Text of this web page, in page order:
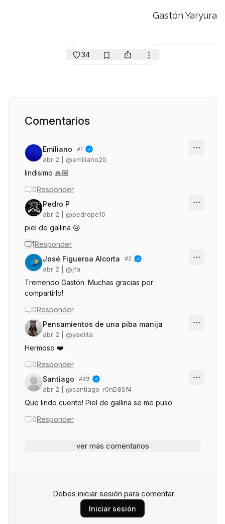
Gastón Yaryura
34
Comentarios
Emiliano #1
abr 2 | @emiliano20
lindisimo 🙏🏼
0Responder
Pedro P
abr 2 | @pedrope10
piel de gallina 😢
1Responder
José Figueroa Alcorta
#2
abr 2 | @jfa
Tremendo Gastón. Muchas gracias por
compartirlo!
0Responder
Pensamientos de una piba manija
abr 2 | @yaelita
Hermoso ❤️
0Responder
Santiago
#39
abr 2 | @santiago-r0nD8Sf4
Que lindo cuento! Piel de gallina se me puso
0Responder
ver más comentarios
Debes iniciar sesión para comentar
Iniciar sesión